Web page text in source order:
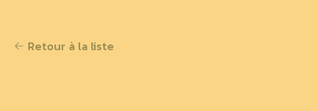
Retour à la liste